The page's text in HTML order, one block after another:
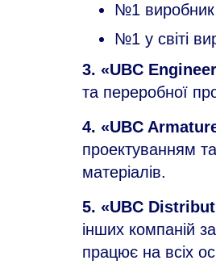
№1 виробник
№1 у світі
3. «UBC
та переробної
4. «UBC
проектуванням
матеріалів.
5. «UBC
інших компаній
працює на всіх